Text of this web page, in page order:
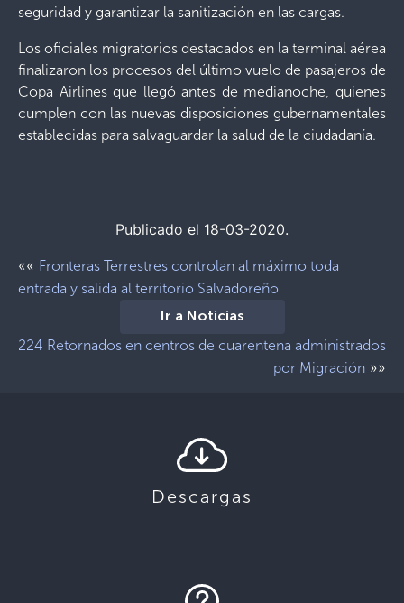
seguridad y garantizar la sanitización en las cargas.
Los oficiales migratorios destacados en la terminal aérea
finalizaron los procesos del último vuelo de pasajeros de
Copa Airlines que llegó antes de medianoche, quienes
cumplen con las nuevas disposiciones gubernamentales
establecidas para salvaguardar la salud de la ciudadanía.
Publicado el 18-03-2020.
«« Fronteras Terrestres controlan al máximo toda
entrada y salida al territorio Salvadoreño
Ir a Noticias
224 Retornados en centros de cuarentena administrados
por Migración »»
Descargas